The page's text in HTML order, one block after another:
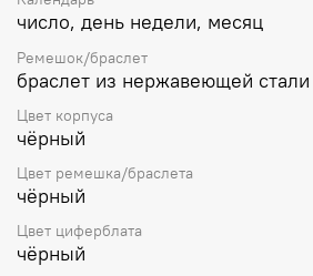
число, день недели, месяц
Ремешок/браслет
браслет из нержавеющей
Цвет корпуса
чёрный
Цвет ремешка/браслета
чёрный
Цвет циферблата
чёрный